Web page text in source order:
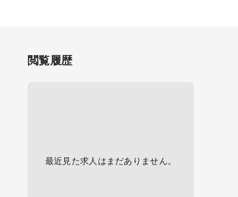
閲覧履歴
最近見た求人はまだありません。